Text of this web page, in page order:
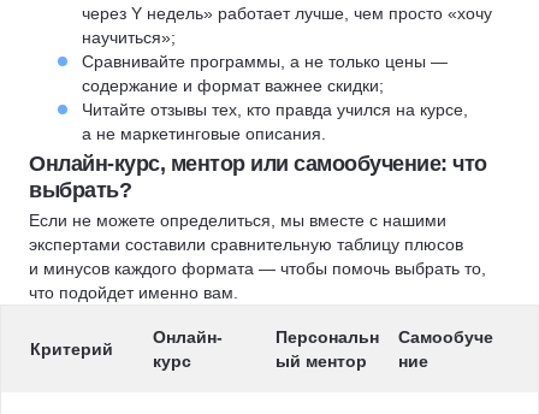
через Y недель» работает лучше, чем просто «хочу
научиться»;
Сравнивайте программы, а не только цены —
содержание и формат важнее скидки;
Читайте отзывы тех, кто правда учился на курсе,
а не маркетинговые описания.
Онлайн-курс, ментор или самообучение: что
выбрать?
Если не можете определиться, мы вместе с нашими
экспертами составили сравнительную таблицу плюсов
и минусов каждого формата — чтобы помочь выбрать то,
что подойдет именно вам.
Критерий
Онлайн-
курс
Персональн
ый ментор
Самообуче
ние